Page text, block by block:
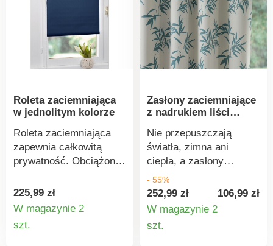
Roleta zaciemniająca
w jednolitym kolorze
Roleta zaciemniająca
zapewnia całkowitą
prywatność. Obciążone
zapewnia idealne
zwijanie. Wysokość
można regulować za
pomocą łańcuszków.
225,99 zł
W magazynie 2
szt.
Zasłony zaciemniające
z nadrukiem liści
Nie przepuszczają
światła, zimna ani
ciepła, a zasłony
zaciemniające
Colombine zapewnią
również przyjemną
atmosferę w Twoim
domu. Gotowe do
- 55%
252,99 zł
106,99 zł
W magazynie 2
szt.